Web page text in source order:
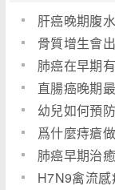
肝癌晚期腹
骨質增生會
肺癌在早期
直腸癌晚期
幼兒如何預
爲什麼痔瘡
肺癌早期治
H7N9禽流